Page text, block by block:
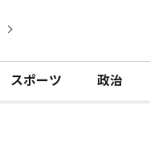
スポーツ 政治